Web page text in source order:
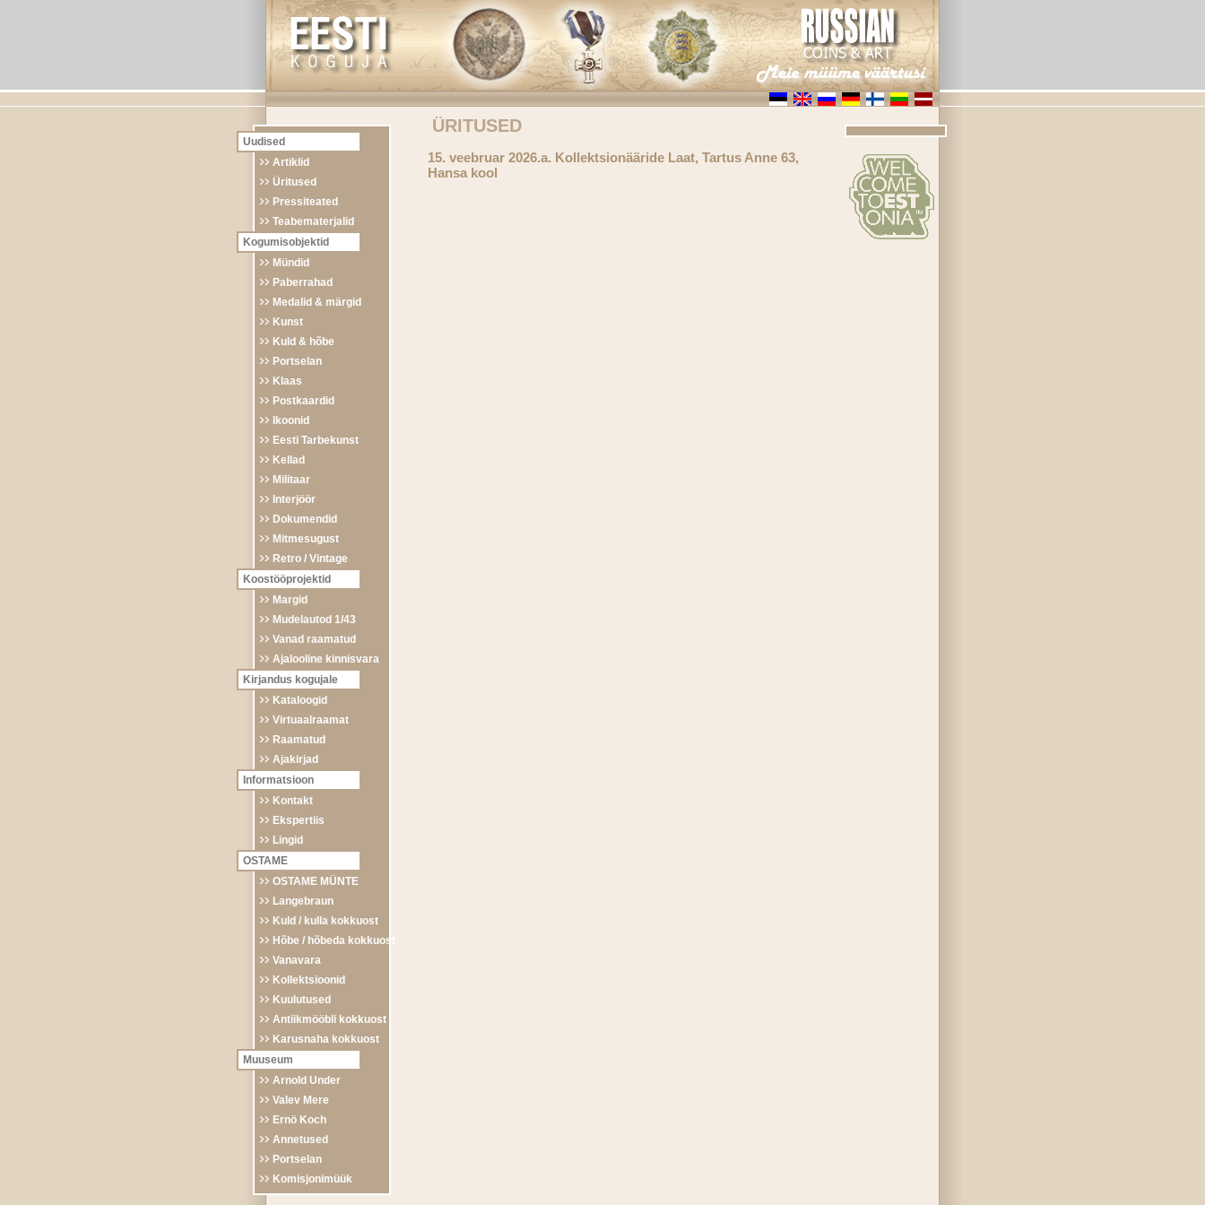
Uudised
Artiklid
Üritused
Pressiteated
Teabematerjalid
Kogumisobjektid
Mündid
Paberrahad
Medalid & märgid
Kunst
Kuld & hõbe
Portselan
Klaas
Postkaardid
Ikoonid
Eesti Tarbekunst
Kellad
Militaar
Interjöör
Dokumendid
Mitmesugust
Retro / Vintage
Koostööprojektid
Margid
Mudelautod 1/43
Vanad raamatud
Ajalooline kinnisvara
Kirjandus kogujale
Kataloogid
Virtuaalraamat
Raamatud
Ajakirjad
Informatsioon
Kontakt
Ekspertiis
Lingid
OSTAME
OSTAME MÜNTE
Langebraun
Kuld / kulla kokkuost
Hõbe / hõbeda kokkuost
Vanavara
Kollektsioonid
Kuulutused
Antiikmööbli kokkuost
Karusnaha kokkuost
Muuseum
Arnold Under
Valev Mere
Ernö Koch
Annetused
Portselan
Komisjonimüük
ÜRITUSED
15. veebruar 2026.a. Kollektsionääride Laat, Tartus Anne 63,
Hansa kool